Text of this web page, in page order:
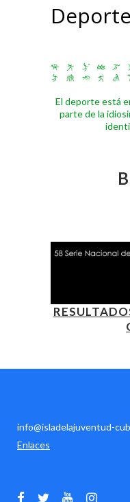
El deporte está
parte de la
info@isladelajuventud-
Enlaces